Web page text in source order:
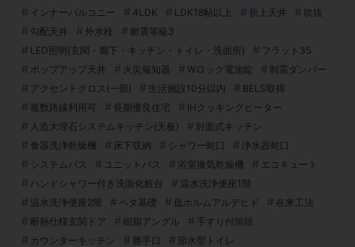
インナーバルコニー
4LDK LDK18帖以上 折上天井
吹抜
勾配天井
外水栓
耐震等級3
LED照明(玄関・廊下・キッチン・トイレ・洗面所)
フラット35
ポップアップ天井
火災報知器 Wロック電池錠
制震ダンパー
アクセントクロス(一部)
生活施設10分以内
BELS取得
複数路線利用可
長期優良住宅
IHクッキングヒーター
人造大理石システムキッチン(天板)
対面式キッチン
食器洗浄乾燥機
床下収納 シャワー蛇口
浄水器蛇口
システムバス
ユニットバス 浴室換気乾燥機
エコキュート
ハンドシャワー付き洗面化粧台
温水洗浄便座1階
温水洗浄便座2階
ベタ基礎 低ホルムアルデヒド
在来工法
断熱仕様玄関ドア
樹脂アングル
手すり付階段
カウンターキッチン
勝手口
節水型トイレ